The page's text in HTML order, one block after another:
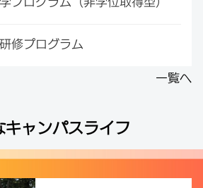
修プログラム
一覧へ
キャンパスライフ